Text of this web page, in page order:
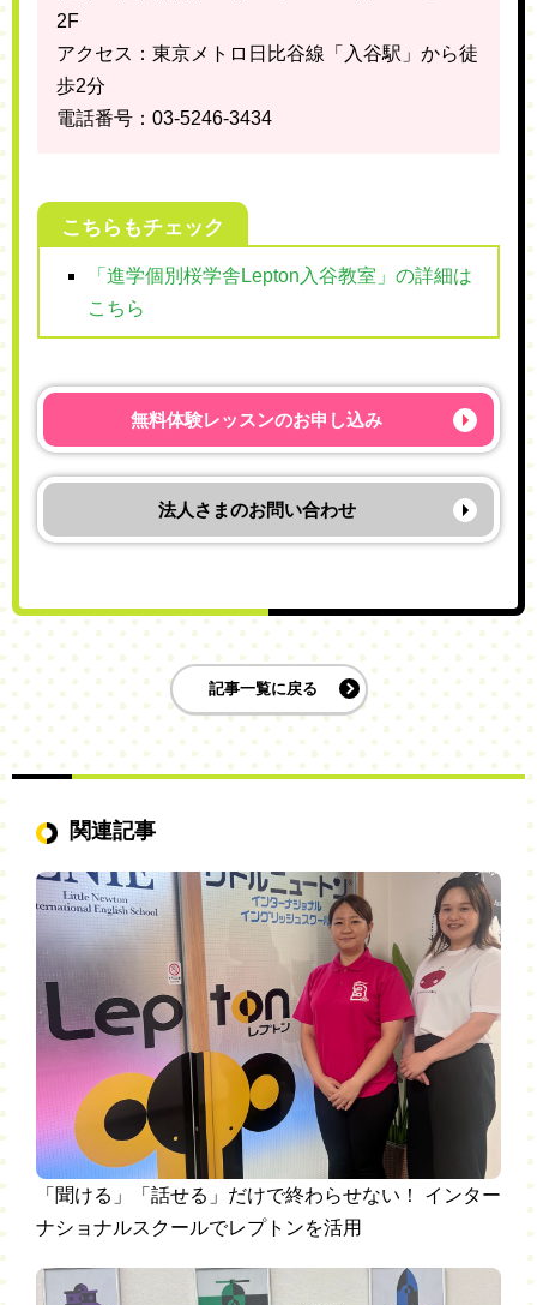
2F
アクセス：東京メトロ日比谷線「入谷駅」から徒
歩2分
電話番号：03-5246-3434
こちらもチェック
「進学個別桜学舎Lepton入谷教室」の詳細は
こちら
無料体験レッスンのお申し込み
法人さまのお問い合わせ
記事一覧に戻る
関連記事
「聞ける」「話せる」だけで終わらせない！ インター
ナショナルスクールでレプトンを活用